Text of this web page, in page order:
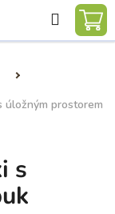
Hledat
úložným prostorem
s